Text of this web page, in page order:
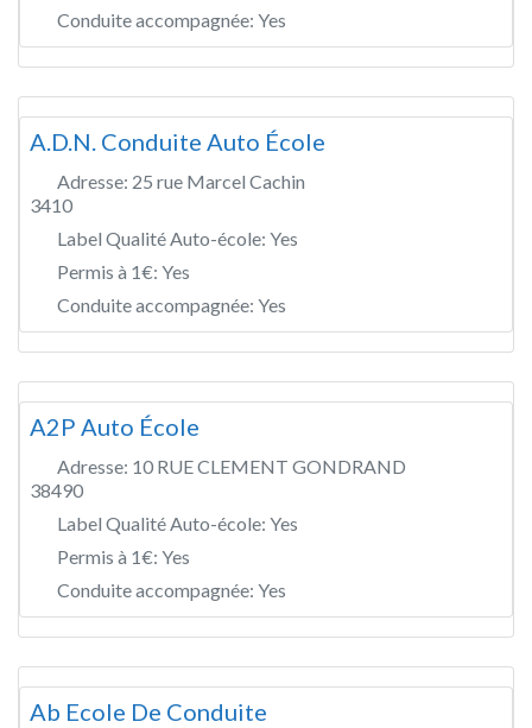
Conduite accompagnée: Yes
A.D.N. Conduite Auto École
Adresse: 25 rue Marcel Cachin
3410
Label Qualité Auto-école: Yes
Permis à 1€: Yes
Conduite accompagnée: Yes
A2P Auto École
Adresse: 10 RUE CLEMENT GONDRAND
38490
Label Qualité Auto-école: Yes
Permis à 1€: Yes
Conduite accompagnée: Yes
Ab Ecole De Conduite